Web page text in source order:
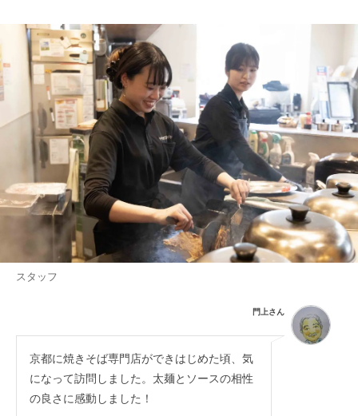
スタッフ
門上さん
京都に焼きそば専門店ができはじめた頃、気
になって訪問しました。太麺とソースの相性
の良さに感動しました！